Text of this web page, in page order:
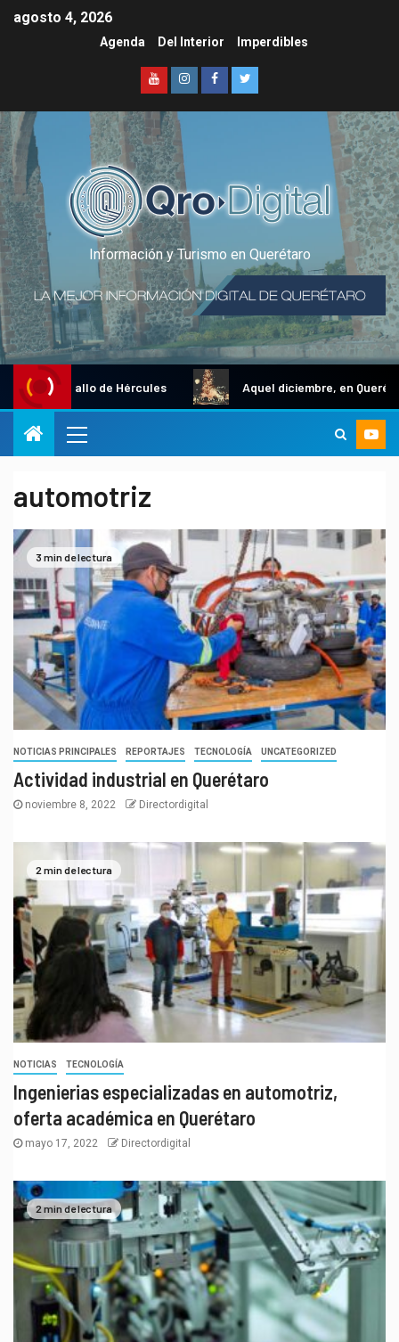
agosto 4, 2026
Agenda Del Interior Imperdibles
Información y Turismo en Querétaro
Gallo de Hércules Aquel diciembre, en Querétaro
automotriz
3 min de lectura
NOTICIAS PRINCIPALES REPORTAJES TECNOLOGÍA UNCATEGORIZED
Actividad industrial en Querétaro
noviembre 8, 2022 Directordigital
2 min de lectura
NOTICIAS TECNOLOGÍA
Ingenierias especializadas en automotriz,
oferta académica en Querétaro
mayo 17, 2022 Directordigital
2 min de lectura